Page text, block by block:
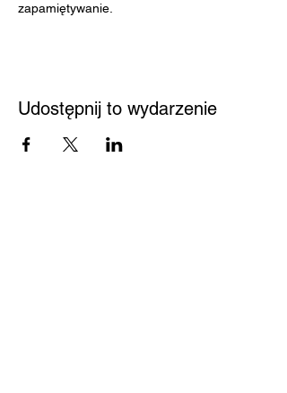
zapamiętywanie.
Udostępnij to wydarzenie